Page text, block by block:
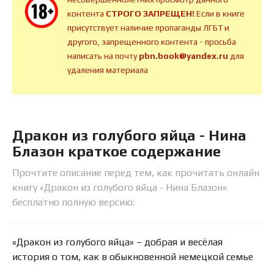
контента СТРОГО ЗАПРЕЩЕН!Если в книге
присутствует наличие пропаганды ЛГБТ и
другого, запрещенного контента - просьба
написать на почтуpbn.book@yandex.ru для
удаления материала
Дракон из голубого яйца - Нина
Блазон краткое содержание
Прочтите описание перед тем, как прочитать онлайн
книгу «Дракон из голубого яйца - Нина Блазон»
бесплатно полную версию:
«Дракон из голубого яйца» – добрая и весёлая
история о том, как в обыкновенной немецкой семье